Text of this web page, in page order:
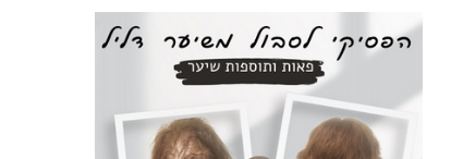
יצירתיות מתפרצת
מאוסטרליה
חדשות